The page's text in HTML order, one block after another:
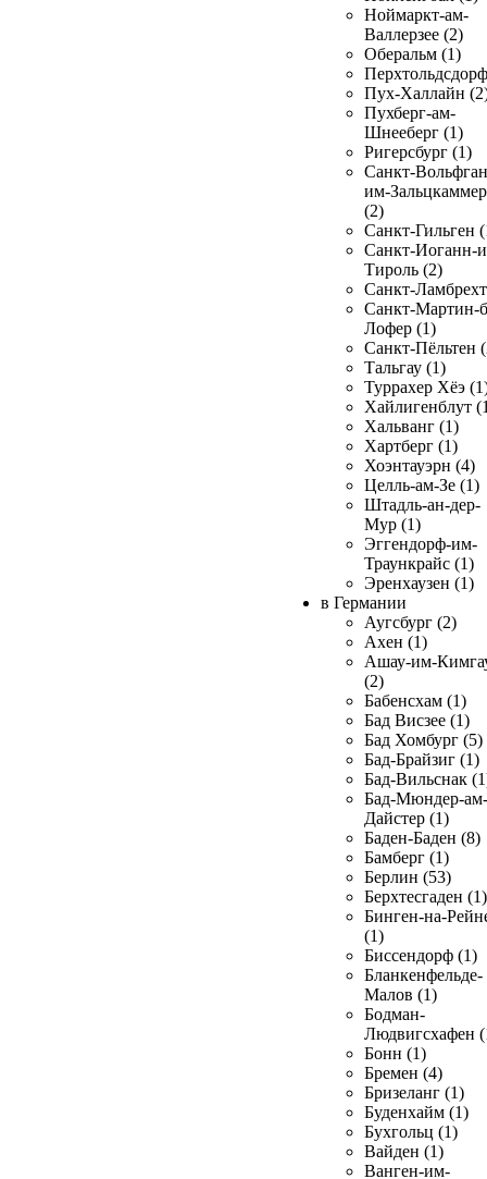
Ноймаркт-ам-
Валлерзее (2)
Оберальм (1)
Пух-Халлайн
Пухберг-ам-
Шнееберг (1)
Ригерсбург (1)
Санкт-
им-
(2)
Санкт-Гильген
Санкт-Иоганн-
Тироль (2)
Санкт-
Санкт-Мартин-
Лофер (1)
Санкт-Пёльтен
Тальгау (1)
Туррахер Хёэ
Хайлигенблут
Хальванг (1)
Хартберг (1)
Хоэнтауэрн (4)
Целль-ам-Зе (1)
Штадль-ан-дер-
Мур (1)
Эггендорф-им-
Траункрайс (1)
Эренхаузен (1)
в Германии
Аугсбург (2)
Ахен (1)
Ашау-им-
(2)
Бабенсхам (1)
Бад Висзее (1)
Бад Хомбург (5)
Бад-Брайзиг (1)
Бад-Вильснак
Бад-Мюндер-ам-
Дайстер (1)
Баден-Баден (8)
Бамберг (1)
Берлин (53)
Берхтесгаден (1)
Бинген-на-
(1)
Биссендорф (1)
Бланкенфельде-
Малов (1)
Бодман-
Людвигсхафен
Бонн (1)
Бремен (4)
Бризеланг (1)
Буденхайм (1)
Бухгольц (1)
Вайден (1)
Ванген-им-